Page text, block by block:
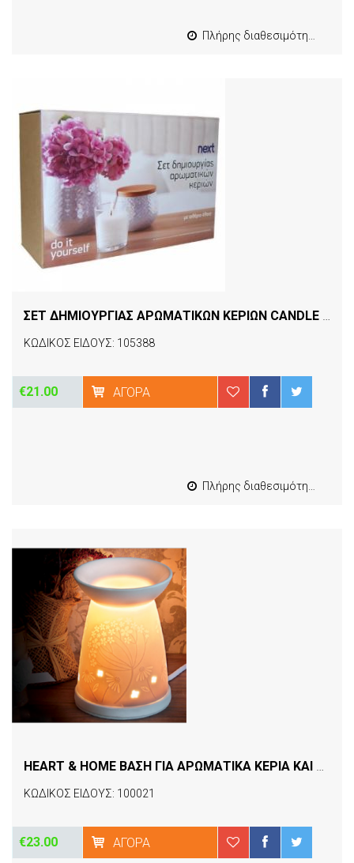
Πλήρης διαθεσιμότητα
ΚΩΔΙΚΟΣ ΕΙΔΟΥΣ: 105388
€21.00 ΑΓΟΡΆ
Πλήρης διαθεσιμότητα
ΚΩΔΙΚΟΣ ΕΙΔΟΥΣ: 100021
€23.00 ΑΓΟΡΆ